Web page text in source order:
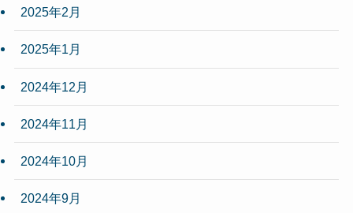
2025年2月
2025年1月
2024年12月
2024年11月
2024年10月
2024年9月